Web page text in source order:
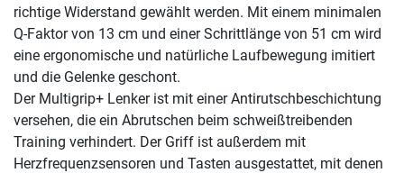
richtige Widerstand gewählt werden. Mit einem minimalen
Q-Faktor von 13 cm und einer Schrittlänge von 51 cm wird
eine ergonomische und natürliche Laufbewegung imitiert
und die Gelenke geschont.
Der Multigrip+ Lenker ist mit einer Antirutschbeschichtung
versehen, die ein Abrutschen beim schweißtreibenden
Training verhindert. Der Griff ist außerdem mit
Herzfrequenzsensoren und Tasten ausgestattet, mit denen